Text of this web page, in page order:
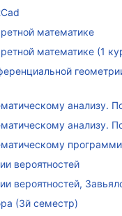
математике
математике (1
анализу.
анализу.
вероятностей
вероятностей,
(3й семестр)